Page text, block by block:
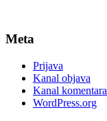
Meta
Prijava
Kanal objava
Kanal komentara
WordPress.org